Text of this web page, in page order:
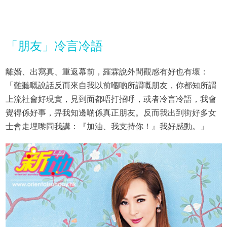
「朋友」冷言冷語
離婚、出寫真、重返幕前，羅霖說外間觀感有好也有壞：
「難聽嘅說話反而來自我以前嗰啲所謂嘅朋友，你都知所謂
上流社會好現實，見到面都唔打招呼，或者冷言冷語，我會
覺得係好事，畀我知邊啲係真正朋友。反而我出到街好多女
士會走埋嚟同我講：『加油、我支持你！』我好感動。」